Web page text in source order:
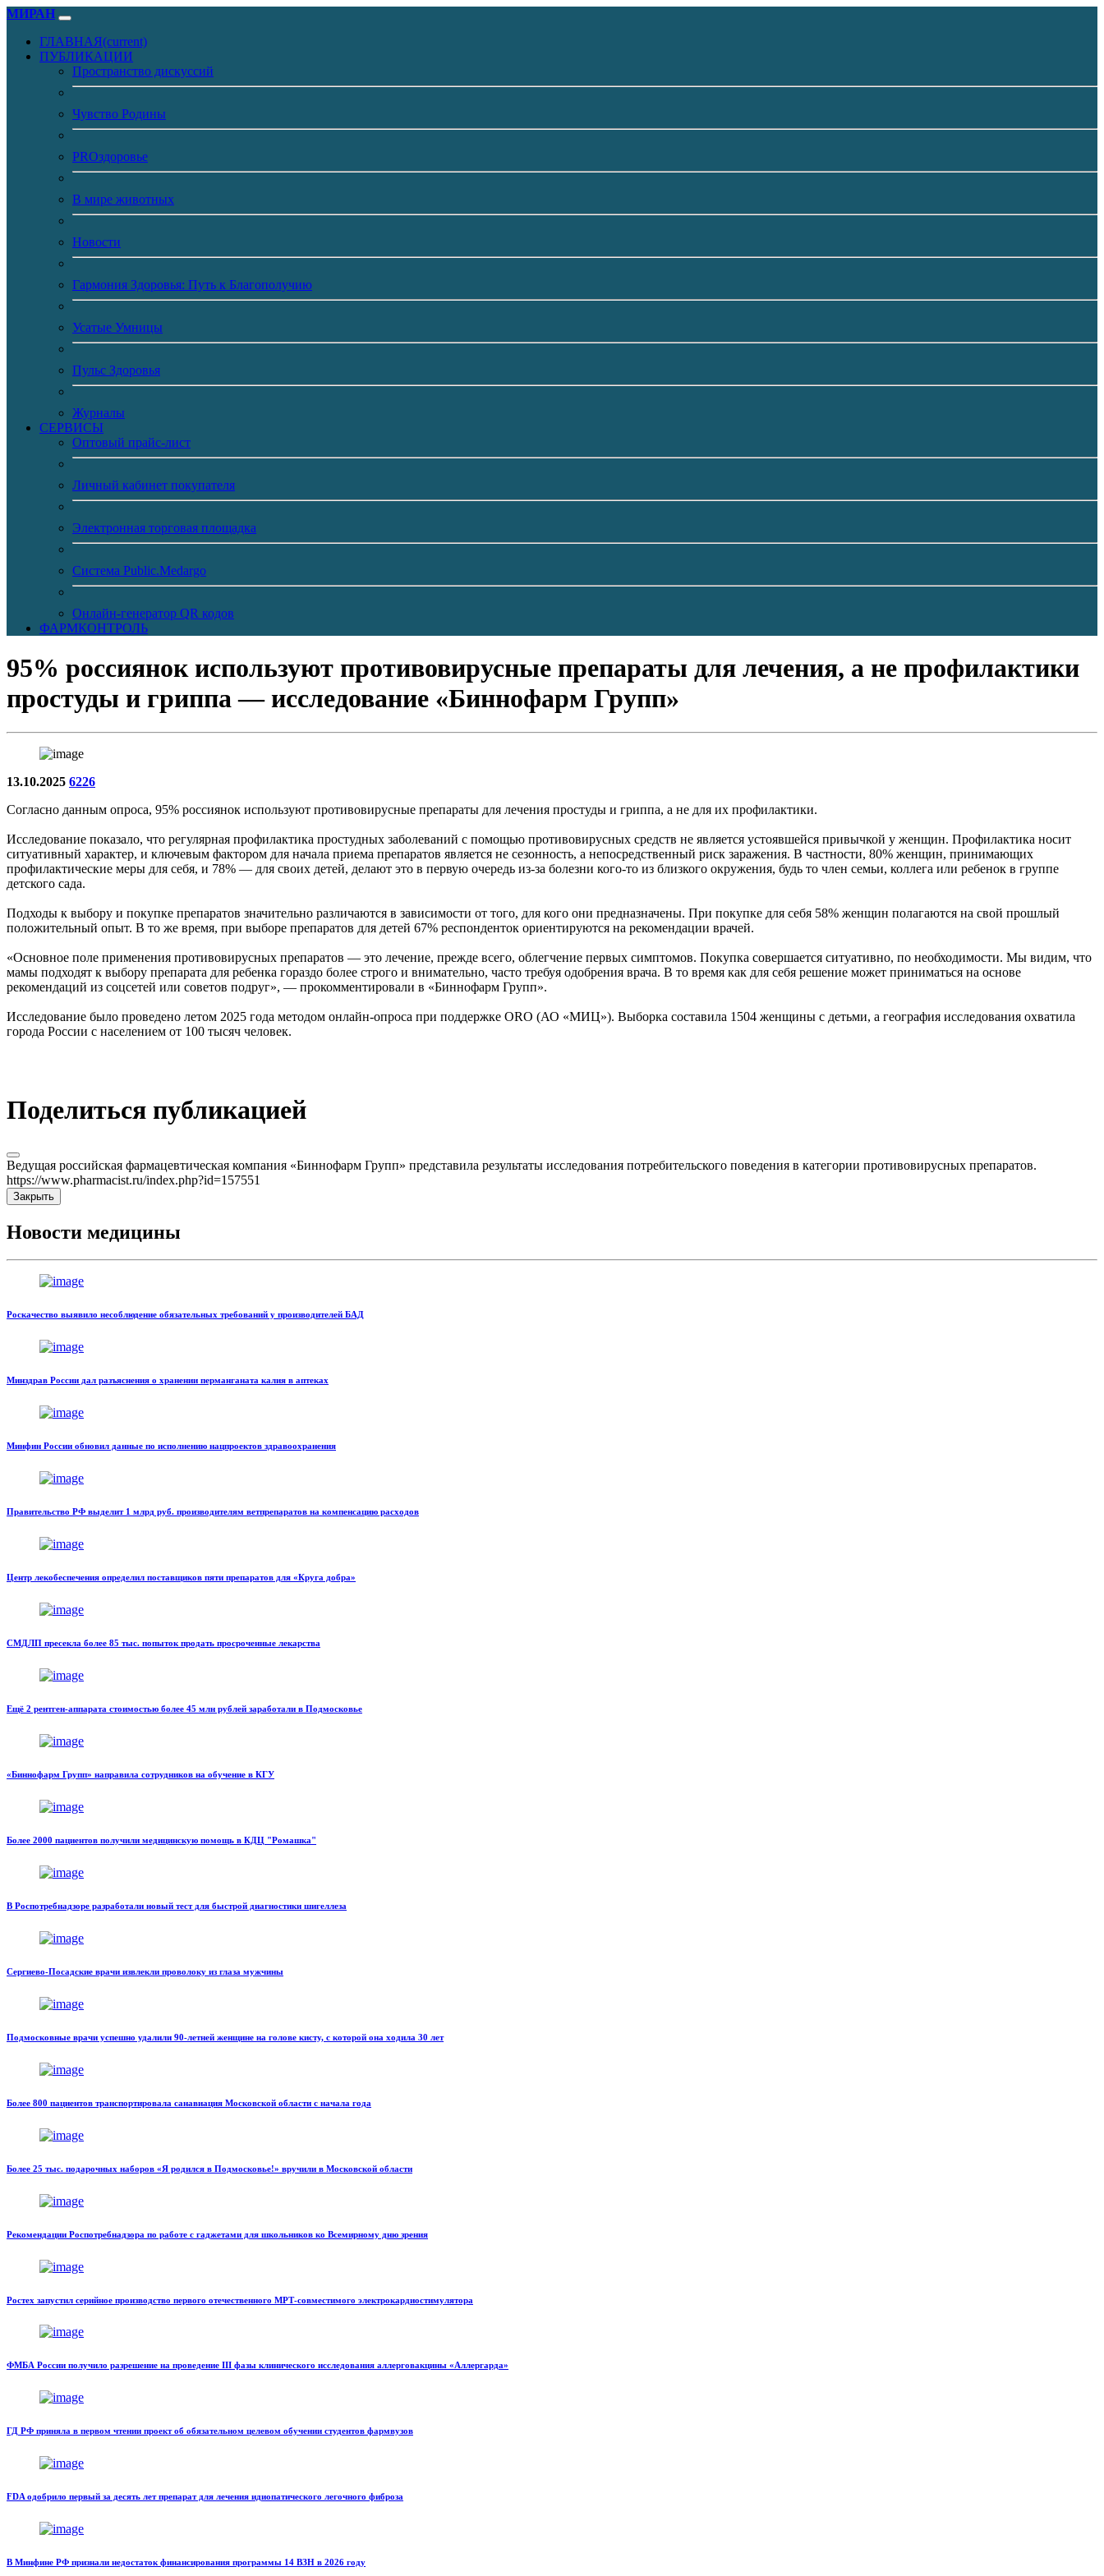
МИРАН
ГЛАВНАЯ(current)
ПУБЛИКАЦИИ
Пространство дискуссий
Чувство Родины
PROздоровье
В мире животных
Новости
Гармония Здоровья: Путь к Благополучию
Усатые Умницы
Пульс Здоровья
Журналы
CЕРВИСЫ
Оптовый прайс-лист
Личный кабинет покупателя
Электронная торговая площадка
Система Public.Medargo
Онлайн-генератор QR кодов
ФАРМКОНТРОЛЬ
95% россиянок используют противовирусные препараты для лечения, а не профилактики
простуды и гриппа — исследование «Биннофарм Групп»
13.10.2025 6226
Согласно данным опроса, 95% россиянок используют противовирусные препараты для лечения простуды и гриппа, а не для их профилактики.
Исследование показало, что регулярная профилактика простудных заболеваний с помощью противовирусных средств не является устоявшейся привычкой у женщин. Профилактика носит
ситуативный характер, и ключевым фактором для начала приема препаратов является не сезонность, а непосредственный риск заражения. В частности, 80% женщин, принимающих
профилактические меры для себя, и 78% — для своих детей, делают это в первую очередь из-за болезни кого-то из близкого окружения, будь то член семьи, коллега или ребенок в группе
детского сада.
Подходы к выбору и покупке препаратов значительно различаются в зависимости от того, для кого они предназначены. При покупке для себя 58% женщин полагаются на свой прошлый
положительный опыт. В то же время, при выборе препаратов для детей 67% респонденток ориентируются на рекомендации врачей.
«Основное поле применения противовирусных препаратов — это лечение, прежде всего, облегчение первых симптомов. Покупка совершается ситуативно, по необходимости. Мы видим, что
мамы подходят к выбору препарата для ребенка гораздо более строго и внимательно, часто требуя одобрения врача. В то время как для себя решение может приниматься на основе
рекомендаций из соцсетей или советов подруг», — прокомментировали в «Биннофарм Групп».
Исследование было проведено летом 2025 года методом онлайн-опроса при поддержке ORO (АО «МИЦ»). Выборка составила 1504 женщины с детьми, а география исследования охватила
города России с населением от 100 тысяч человек.
Поделиться публикацией
Ведущая российская фармацевтическая компания «Биннофарм Групп» представила результаты исследования потребительского поведения в категории противовирусных препаратов.
https://www.pharmacist.ru/index.php?id=157551
Закрыть
Новости медицины
Роскачество выявило несоблюдение обязательных требований у производителей БАД
Минздрав России дал разъяснения о хранении перманганата калия в аптеках
Минфин России обновил данные по исполнению нацпроектов здравоохранения
Правительство РФ выделит 1 млрд руб. производителям ветпрепаратов на компенсацию расходов
Центр лекобеспечения определил поставщиков пяти препаратов для «Круга добра»
СМДЛП пресекла более 85 тыс. попыток продать просроченные лекарства
Ещё 2 рентген-аппарата стоимостью более 45 млн рублей заработали в Подмосковье
«Биннофарм Групп» направила сотрудников на обучение в КГУ
Более 2000 пациентов получили медицинскую помощь в КДЦ "Ромашка"
В Роспотребнадзоре разработали новый тест для быстрой диагностики шигеллеза
Сергиево-Посадские врачи извлекли проволоку из глаза мужчины
Подмосковные врачи успешно удалили 90-летней женщине на голове кисту, с которой она ходила 30 лет
Более 800 пациентов транспортировала санавиация Московской области с начала года
Более 25 тыс. подарочных наборов «Я родился в Подмосковье!» вручили в Московской области
Рекомендации Роспотребнадзора по работе с гаджетами для школьников ко Всемирному дню зрения
Ростех запустил серийное производство первого отечественного МРТ-совместимого электрокардиостимулятора
ФМБА России получило разрешение на проведение III фазы клинического исследования аллерговакцины «Аллергарда»
ГД РФ приняла в первом чтении проект об обязательном целевом обучении студентов фармвузов
FDA одобрило первый за десять лет препарат для лечения идиопатического легочного фиброза
В Минфине РФ признали недостаток финансирования программы 14 ВЗН в 2026 году